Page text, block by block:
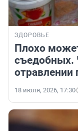
ЗДОРОВЬЕ
Плохо
съедобных.
отравлении
18 июля, 2026, 17:30